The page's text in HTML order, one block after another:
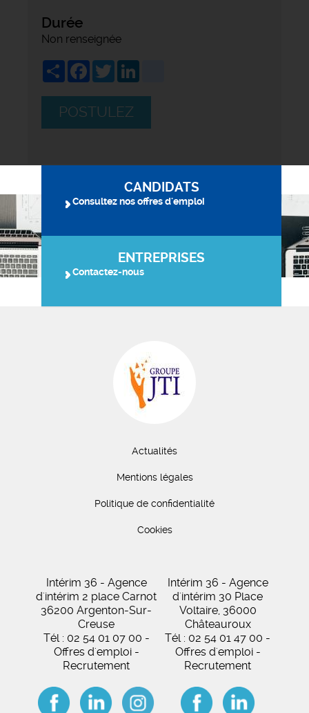
Durée
Non renseignée
ShareFacebook
Twitter
POSTULEZ
CANDIDATS
Consultez nos offres d'emploi
ENTREPRISES
Contactez-nous
Actualités
Mentions légales
Politique de confidentialité
Cookies
Intérim 36 - Agence
d'intérim 2 place Carnot
36200 Argenton-Sur-
Creuse
Tél : 02 54 01 07 00 -
Offres d'emploi -
Recrutement
Intérim 36 - Agence
d'intérim 30 Place
Voltaire, 36000
Châteauroux
Tél : 02 54 01 47 00 -
Offres d'emploi -
Recrutement